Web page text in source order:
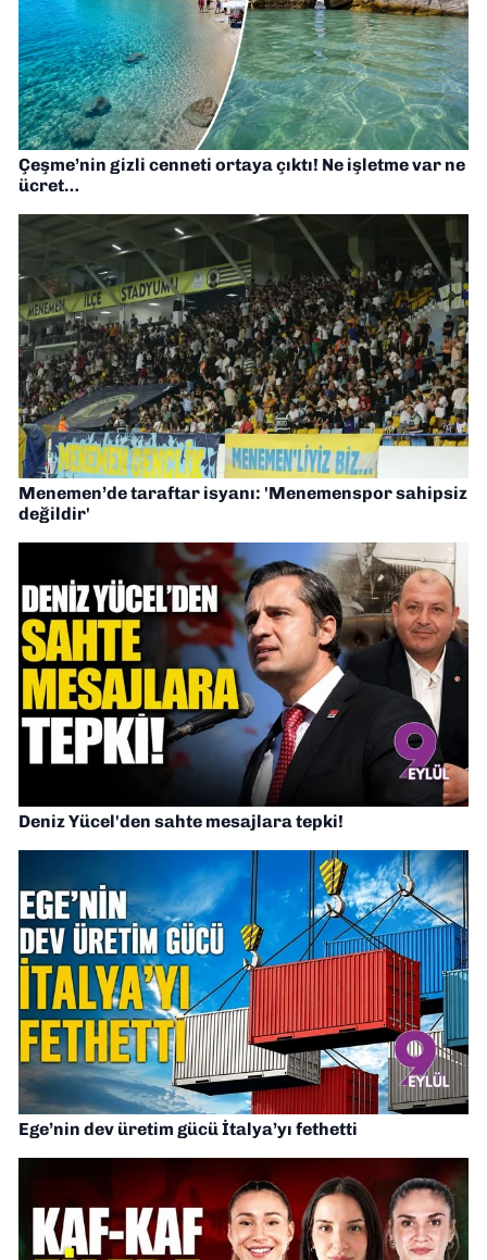
Çeşme’nin gizli cenneti ortaya çıktı! Ne işletme var ne
ücret…
Menemen’de taraftar isyanı: 'Menemenspor sahipsiz
değildir'
Deniz Yücel'den sahte mesajlara tepki!
Ege’nin dev üretim gücü İtalya’yı fethetti